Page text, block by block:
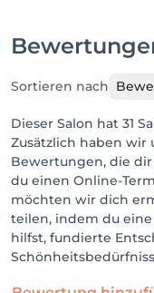
Sortieren nach
Dieser Salon hat 31
Zusätzlich haben
Bewertungen, die
du einen Online-
möchten wir dich
teilen, indem du
hilfst, fundierte